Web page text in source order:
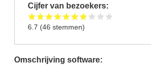
Cijfer van bezoekers:
6.7 (46 stemmen)
Omschrijving software: